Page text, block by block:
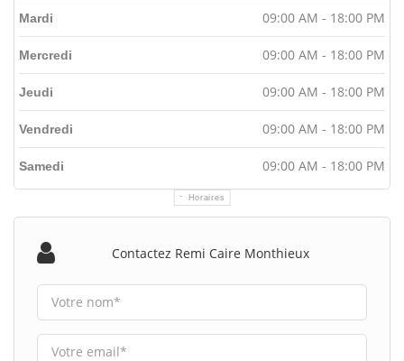
Horaires
Mardi 09:00 AM - 18:00 PM
Mercredi 09:00 AM - 18:00 PM
Jeudi 09:00 AM - 18:00 PM
Vendredi 09:00 AM - 18:00 PM
Samedi 09:00 AM - 18:00 PM
Contactez Remi Caire Monthieux